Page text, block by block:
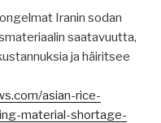
Iranin sodan
saatavuutta,
ja häiritsee
asian-rice-
material-shortage-